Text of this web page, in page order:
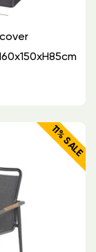
11% SALE